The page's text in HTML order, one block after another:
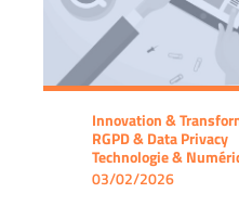
Innovation &
RGPD & Data Privacy
Technologie &
03/02/2026